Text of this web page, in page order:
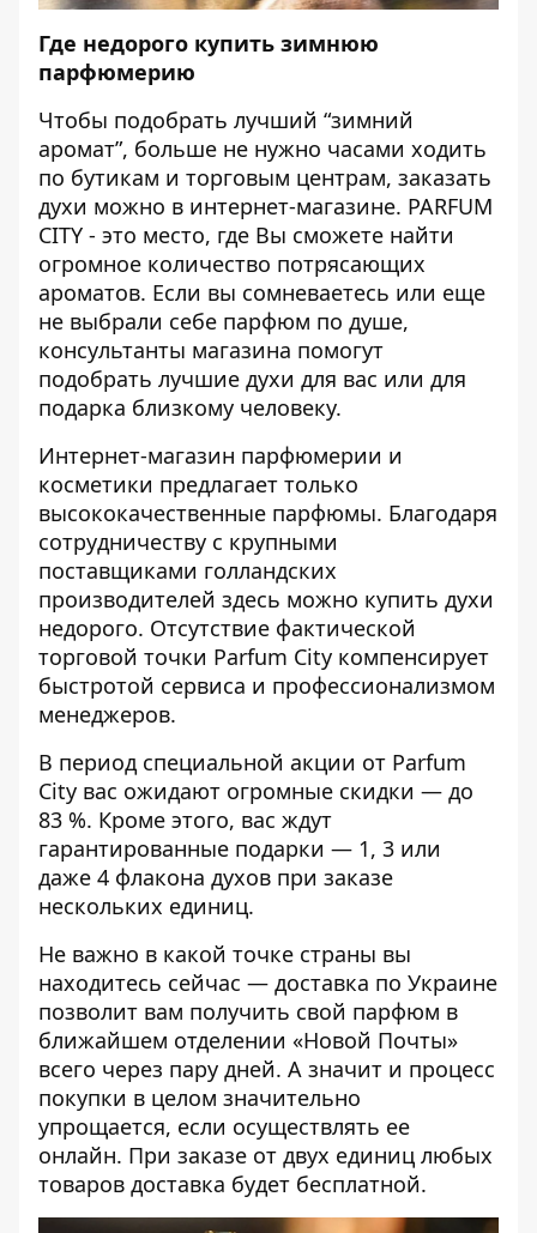
Где недорого купить зимнюю
парфюмерию
Чтобы подобрать лучший “зимний
аромат”, больше не нужно часами ходить
по бутикам и торговым центрам, заказать
духи можно в интернет-магазине. PARFUM
CITY - это место, где Вы сможете найти
огромное количество потрясающих
ароматов. Если вы сомневаетесь или еще
не выбрали себе парфюм по душе,
консультанты магазина помогут
подобрать лучшие духи для вас или для
подарка близкому человеку.
Интернет-магазин парфюмерии и
косметики предлагает только
высококачественные парфюмы. Благодаря
сотрудничеству с крупными
поставщиками голландских
производителей здесь можно купить духи
недорого. Отсутствие фактической
торговой точки Parfum City компенсирует
быстротой сервиса и профессионализмом
менеджеров.
В период специальной акции от Parfum
City вас ожидают огромные скидки — до
83 %. Кроме этого, вас ждут
гарантированные подарки — 1, 3 или
даже 4 флакона духов при заказе
нескольких единиц.
Не важно в какой точке страны вы
находитесь сейчас — доставка по Украине
позволит вам получить свой парфюм в
ближайшем отделении «Новой Почты»
всего через пару дней. А значит и процесс
покупки в целом значительно
упрощается, если осуществлять ее
онлайн. При заказе от двух единиц любых
товаров доставка будет бесплатной.